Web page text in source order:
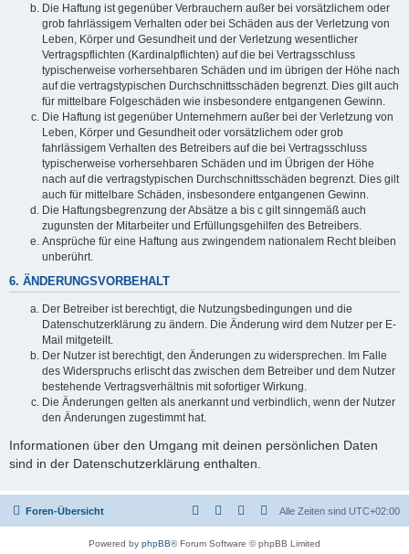
Die Haftung ist gegenüber Verbrauchern außer bei vorsätzlichem oder
grob fahrlässigem Verhalten oder bei Schäden aus der Verletzung von
Leben, Körper und Gesundheit und der Verletzung wesentlicher
Vertragspflichten (Kardinalpflichten) auf die bei Vertragsschluss
typischerweise vorhersehbaren Schäden und im übrigen der Höhe nach
auf die vertragstypischen Durchschnittsschäden begrenzt. Dies gilt auch
für mittelbare Folgeschäden wie insbesondere entgangenen Gewinn.
Die Haftung ist gegenüber Unternehmern außer bei der Verletzung von
Leben, Körper und Gesundheit oder vorsätzlichem oder grob
fahrlässigem Verhalten des Betreibers auf die bei Vertragsschluss
typischerweise vorhersehbaren Schäden und im Übrigen der Höhe
nach auf die vertragstypischen Durchschnittsschäden begrenzt. Dies gilt
auch für mittelbare Schäden, insbesondere entgangenen Gewinn.
Die Haftungsbegrenzung der Absätze a bis c gilt sinngemäß auch
zugunsten der Mitarbeiter und Erfüllungsgehilfen des Betreibers.
Ansprüche für eine Haftung aus zwingendem nationalem Recht bleiben
unberührt.
6. ÄNDERUNGSVORBEHALT
Der Betreiber ist berechtigt, die Nutzungsbedingungen und die
Datenschutzerklärung zu ändern. Die Änderung wird dem Nutzer per E-
Mail mitgeteilt.
Der Nutzer ist berechtigt, den Änderungen zu widersprechen. Im Falle
des Widerspruchs erlischt das zwischen dem Betreiber und dem Nutzer
bestehende Vertragsverhältnis mit sofortiger Wirkung.
Die Änderungen gelten als anerkannt und verbindlich, wenn der Nutzer
den Änderungen zugestimmt hat.
Informationen über den Umgang mit deinen persönlichen Daten
sind in der Datenschutzerklärung enthalten.
Foren-Übersicht Alle Zeiten sind UTC+02:00
Powered by phpBB® Forum Software © phpBB Limited